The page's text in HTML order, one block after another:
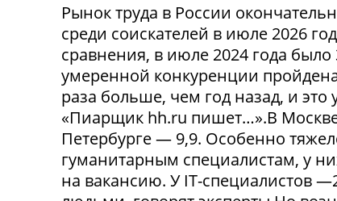
Рынок труда в России
среди соискателей в июле 2026
сравнения, в июле 2024 года
умеренной конкуренции
раза больше, чем год назад, и
«Пиарщик hh.ru пишет…».В Москве
Петербурге — 9,9. Особенно
гуманитарным специалистам, у
на вакансию. У IT-специалистов